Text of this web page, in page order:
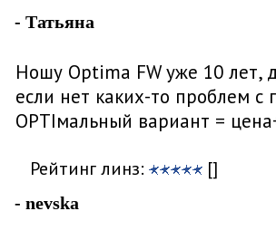
- Татьяна
Ношу Optima FW уже 10 лет,
если нет каких-то проблем с
OPTIмальный вариант =
Рейтинг линз: []
- nevska